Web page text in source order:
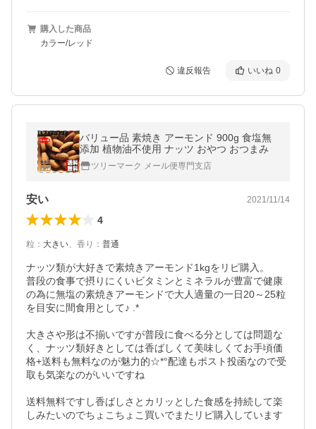
購入した商品
カラー/レッド
違反報告 いいね 0
バリュー品 素焼き アーモンド 900g 食塩無
添加 植物油不使用 ナッツ おやつ おつまみ
ツリーマーク メール便専門支店
安い 2021/11/14
4
粒 ： 大きい、 香り ： 普通
ナッツ類が大好きで素焼きアーモンド1kgをリピ購入。
普段の食事で摂りにくいビタミンとミネラルが豊富で健康
の為に無塩の素焼きアーモンドで大人適量の一日20～25粒
を目安に間食用として♪ .*
大きさや形は不揃いですが普段に食べる分としては問題な
く、ナッツ類好きとしては香ばしくて美味しくてお手頃価
格+送料も無料なのが魅力的☆*°配達もポスト投函なので受
取も気楽なのがいいですね
送料無料ですし香ばしさとカリッとした食感を持続して楽
しみたいのでちょこちょこ買いでまたリピ購入しています